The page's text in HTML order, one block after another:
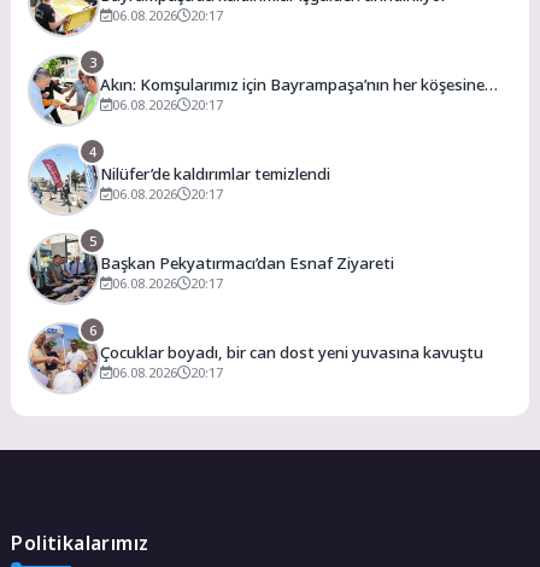
06.08.2026 20:17
3
Akın: Komşularımız için Bayrampaşa’nın her köşesine
dokunuyoruz
06.08.2026 20:17
4
Nilüfer’de kaldırımlar temizlendi
06.08.2026 20:17
5
Başkan Pekyatırmacı’dan Esnaf Ziyareti
06.08.2026 20:17
6
Çocuklar boyadı, bir can dost yeni yuvasına kavuştu
06.08.2026 20:17
Politikalarımız